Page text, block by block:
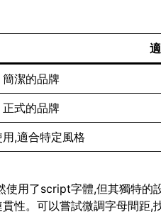
潔的品牌
式的品牌
,適合特定風格
用了script字體,但其獨特的
性。可以嘗試微調字母間距,